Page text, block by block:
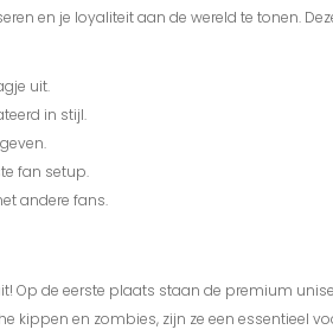
en je loyaliteit aan de wereld te tonen.
uit.
in stijl.
fan setup.
andere fans.
de eerste plaats staan de premium
kippen en zombies, zijn ze een essentieel